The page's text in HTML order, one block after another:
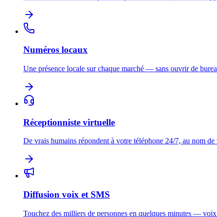
Numéros locaux
Une présence locale sur chaque marché — sans ouvrir de
Réceptionniste virtuelle
De vrais humains répondent à votre téléphone 24/7, au nom de
Diffusion voix et SMS
Touchez des milliers de personnes en quelques minutes —